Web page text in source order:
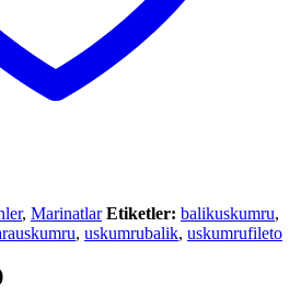
, Marinatlar Etiketler: balikuskumru,
, uskumrubalik, uskumrufileto